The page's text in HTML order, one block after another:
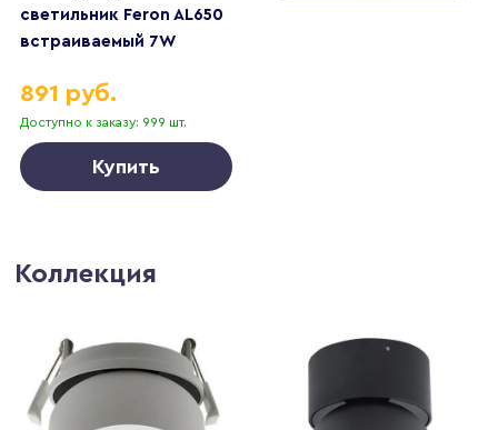
светильник Feron AL650
встраиваемый 7W
Доступно к заказу: 999 шт.
891 руб.
Купить
Коллекция